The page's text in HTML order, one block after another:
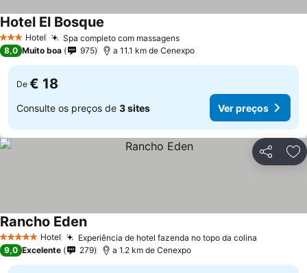
3 EstrelasHotel Spa completo com massagensVer preços
Hotel El Bosque
8,0 Muito boa 975 a 11.1 km de Cenexpo
De € 18
Consulte os preços de 3 sites Ver preços
Partilhar
5 Estrelas Hotel Experiência de hotel fazenda no topo da colina
Rancho EdenVer preços
9,0 Excelente 279 a 1.2 km de Cenexpo